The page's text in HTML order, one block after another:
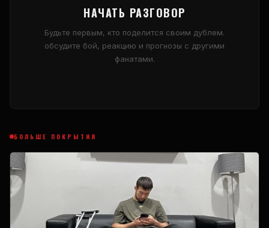
НАЧАТЬ РАЗГОВОР
Будьте первым, кто поделится своим дублем.
обсудите бой, реакцию и прогнозы с другими
фанатами.
БОЛЬШЕ ПОКРЫТИЯ